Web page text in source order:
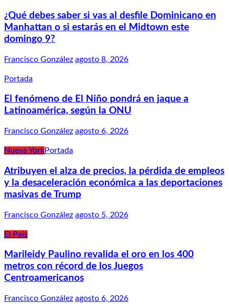
¿Qué debes saber si vas al desfile Dominicano en
Manhattan o si estarás en el Midtown este
domingo 9?
Francisco González agosto 8, 2026
Portada
El fenómeno de El Niño pondrá en jaque a
Latinoamérica, según la ONU
Francisco González agosto 6, 2026
Nueva YorkPortada
Atribuyen el alza de precios, la pérdida de empleos
y la desaceleración económica a las deportaciones
masivas de Trump
Francisco González agosto 5, 2026
El País
Marileidy Paulino revalida el oro en los 400
metros con récord de los Juegos
Centroamericanos
Francisco González agosto 6, 2026